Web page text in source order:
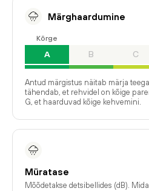
Märghaardumine
Kõrge
A B C
Antud märgistus näitab märja
tähendab, et rehvidel on kõige
G, et haarduvad kõige kehvemini.
Müratase
Mõõdetakse detsibellides (dB).